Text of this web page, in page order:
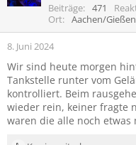
Beiträge
471
Ort
Aachen/Gießen
8. Juni 2024
Wir sind heute morgen
Tankstelle runter vom
kontrolliert. Beim
wieder rein, keiner fragte
waren die alle noch etwas